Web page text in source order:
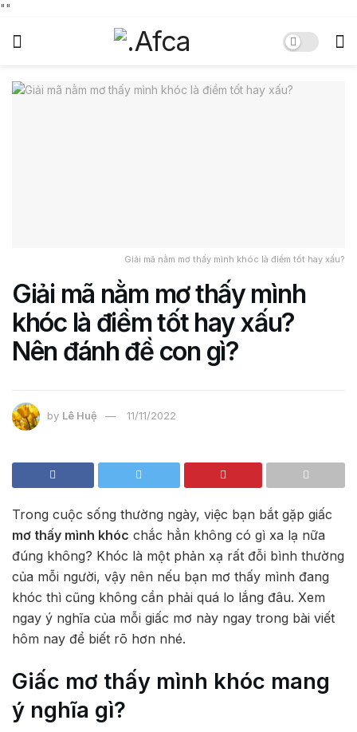
""
Giải mã nằm mơ thấy mình khóc là điềm tốt hay xấu?
Giải mã nằm mơ thấy mình
khóc là điềm tốt hay xấu?
Nên đánh đề con gì?
by Lê Huệ 11/11/2022
Trong cuộc sống thường ngày, việc bạn bắt gặp giấc
mơ thấy mình khóc chắc hẳn không có gì xa lạ nữa
đúng không? Khóc là một phản xạ rất đỗi bình thường
của mỗi người, vậy nên nếu bạn mơ thấy mình đang
khóc thì cũng không cần phải quá lo lắng đâu. Xem
ngay ý nghĩa của mỗi giấc mơ này ngay trong bài viết
hôm nay để biết rõ hơn nhé.
Giấc mơ thấy mình khóc mang
ý nghĩa gì?